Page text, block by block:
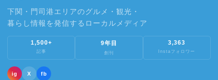
下関・門司港エリアのグルメ・観光・
暮らし情報を発信するローカルメディア
1,500+
記事
9年目
創刊
3,363
Instaフォロワー
ig X fb